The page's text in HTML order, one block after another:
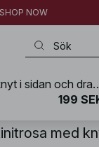
NOW
Badkläder / Bikini /
med
Bikinitrosa med
199